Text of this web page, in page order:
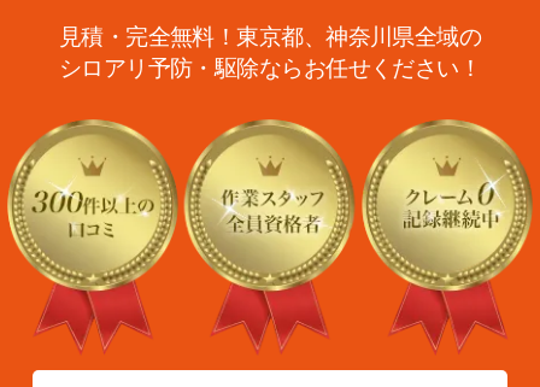
見積・完全無料！東京都、神奈川県全域の
シロアリ予防・駆除ならお任せください！